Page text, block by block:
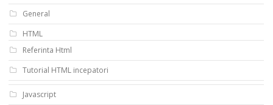
General
HTML
Referinta Html
Tutorial HTML incepatori
Javascript